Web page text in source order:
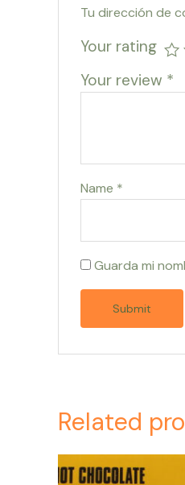
Tu dirección de
Your rating
Your review *
Name *
Guarda mi
Related